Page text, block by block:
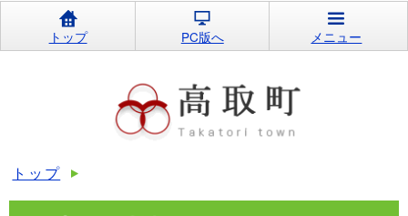
トップ PC版へ メニュー
トップ